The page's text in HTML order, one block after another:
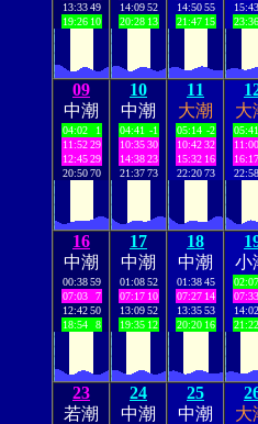
13:33 49
19:26 10
14:09 52
20:28 13
14:50 55
21:47 15
15:43
23:36
09
中潮
04:02
1
11:52 29
12:45 29
20:50 70
10
中潮
04:41 -1
10:35 30
14:38 23
21:37 73
11
大潮
05:14 -2
10:42 32
15:32 16
22:20 73
大
05:41
11:00
16:17
22:58
16
中潮
00:38 59
07:03
7
12:42 50
18:54
8
17
中潮
01:08 52
07:17 10
13:09 52
19:35 12
18
中潮
01:38 45
07:27 14
13:35 53
20:20 16
小
02:07
07:33
14:02
21:22
23
若潮
24
中潮
25
中潮
大